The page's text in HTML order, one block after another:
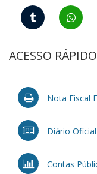
ACESSO RÁPIDO
Nota Fiscal
Diário
Contas